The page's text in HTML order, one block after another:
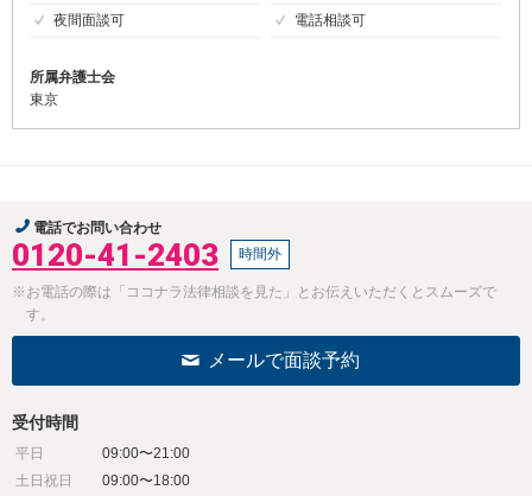
夜間面談可
電話相談可
所属弁護士会
東京
電話でお問い合わせ
0120-41-2403 時間外
※お電話の際は「ココナラ法律相談を見た」とお伝えいただくとスムーズで
す。
メールで面談予約
受付時間
平日
09:00〜21:00
土日祝日
09:00〜18:00